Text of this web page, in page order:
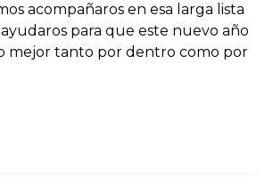
acompañaros en esa larga lista
para que este nuevo año
mejor tanto por dentro como por